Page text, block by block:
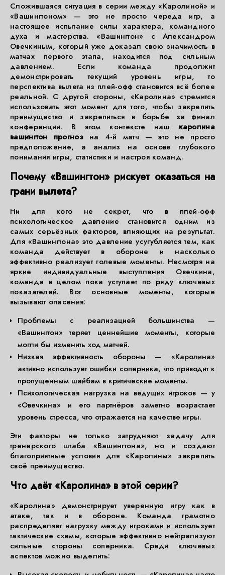
Сложившаяся ситуация в серии между «Каролиной» и
«Вашингтоном» — это не просто череда игр, а
настоящее испытание силы характера, командного
духа и мастерства. «Вашингтон» с Александром
Овечкиным, который уже доказал свою значимость в
матчах первого этапа, находится под сильным
давлением. Если команда продолжит
демонстрировать текущий уровень игры, то
перспектива вылета из плей-офф становится всё более
реальной. С другой стороны, «Каролина» стремится
использовать этот момент для того, чтобы закрепить
преимущество и закрепиться в борьбе за финал
конференции. В этом контексте наш каролина
вашингтон прогнозна 4-й матч — это не просто
предположение, а анализ на основе глубокого
понимания игры, статистики и настроя команд.
Почему «Вашингтон» рискует оказаться на
грани вылета?
Ни для кого не секрет, что в плей-офф
психологическое давление становится одним из
самых серьёзных факторов, влияющих на результат.
Для «Вашингтона» это давление усугубляется тем, как
команда действует в обороне и насколько
эффективно реализует голевые моменты. Несмотря на
яркие индивидуальные выступления Овечкина,
команда в целом пока уступает по ряду ключевых
показателей. Вот основные моменты, которые
вызывают опасения:
Проблемы с реализацией большинства —
«Вашингтон» теряет ценнейшие моменты, которые
могли бы изменить ход матчей.
Низкая эффективность обороны — «Каролина»
активно использует ошибки соперника, что приводит к
пропущенным шайбам в критические моменты.
Психологическая нагрузка на ведущих игроков — у
«Овечкина» и его партнёров заметно возрастает
уровень стресса, что отражается на качестве игры.
Эти факторы не только затрудняют задачу для
тренерского штаба «Вашингтона», но и создают
благоприятные условия для «Каролины» закрепить
своё преимущество.
Что даёт «Каролина» в этой серии?
«Каролина» демонстрирует уверенную игру как в
атаке, так и в обороне. Команда грамотно
распределяет нагрузку между игроками и использует
тактические схемы, которые эффективно нейтрализуют
сильные стороны соперника. Среди ключевых
аспектов можно выделить: